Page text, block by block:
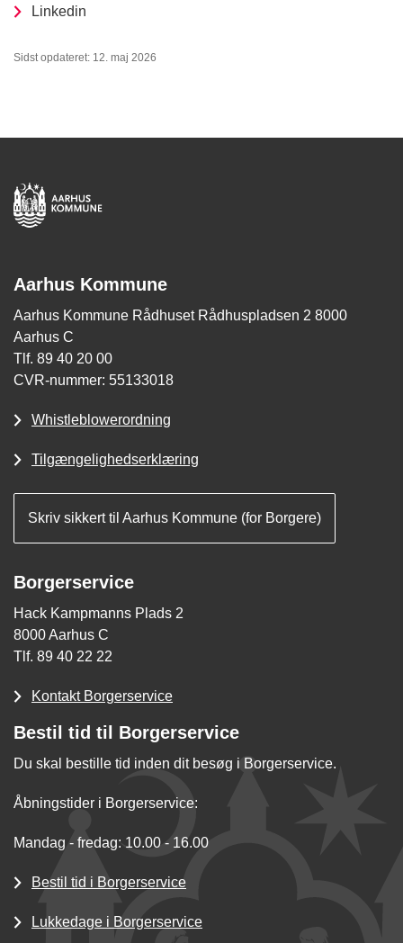
Linkedin
Sidst opdateret: 12. maj 2026
Aarhus Kommune
Aarhus Kommune Rådhuset Rådhuspladsen 2 8000
Aarhus C
Tlf. 89 40 20 00
CVR-nummer: 55133018
Whistleblowerordning
Tilgængelighedserklæring
Skriv sikkert til Aarhus Kommune (for Borgere)
Borgerservice
Hack Kampmanns Plads 2
8000 Aarhus C
Tlf. 89 40 22 22
Kontakt Borgerservice
Bestil tid til Borgerservice
Du skal bestille tid inden dit besøg i Borgerservice.
Åbningstider i Borgerservice:
Mandag - fredag: 10.00 - 16.00
Bestil tid i Borgerservice
Lukkedage i Borgerservice